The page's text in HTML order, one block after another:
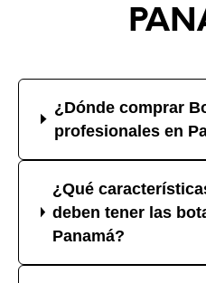
¿Dónde comprar
profesionales en
¿Qué
deben tener las
Panamá?